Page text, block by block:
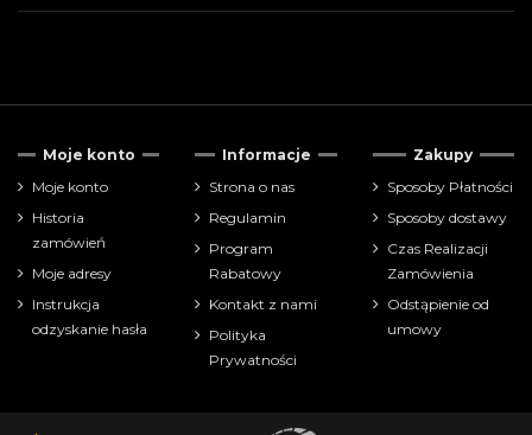
Cena
zł
Funko POP
Moje konto
Moje konto
Historia
zamówień
Moje adresy
Instrukcja
odzyskanie hasła
Informacje
Strona o nas
Regulamin
Program
Rabatowy
Kontakt z nami
Polityka
Prywatności
Zakupy
Sposoby Płatności
Sposoby dostawy
Czas Realizacji
Zamówienia
Odstąpienie od
umowy